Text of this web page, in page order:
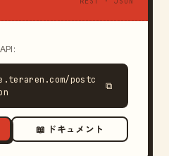
postc
⧉
📖 ドキュメント